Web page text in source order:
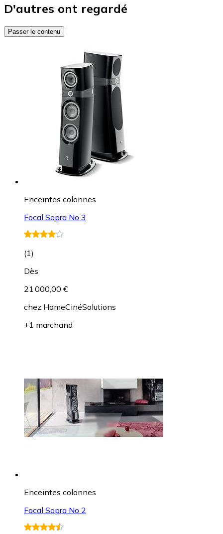
D'autres ont regardé
Passer le contenu
Enceintes colonnes
Focal Sopra No 3
(1)
Dès
21 000,00 €
chez HomeCinéSolutions
+1 marchand
Enceintes colonnes
Focal Sopra No 2